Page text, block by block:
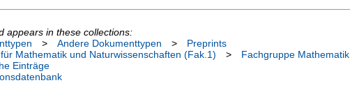
appears in these collections:
> Andere Dokumenttypen >
Preprints
Mathematik und Naturwissenschaften (Fak.1)
>
Fachgruppe Mathematik
Einträge